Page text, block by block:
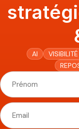
AI VISIBILITÉ